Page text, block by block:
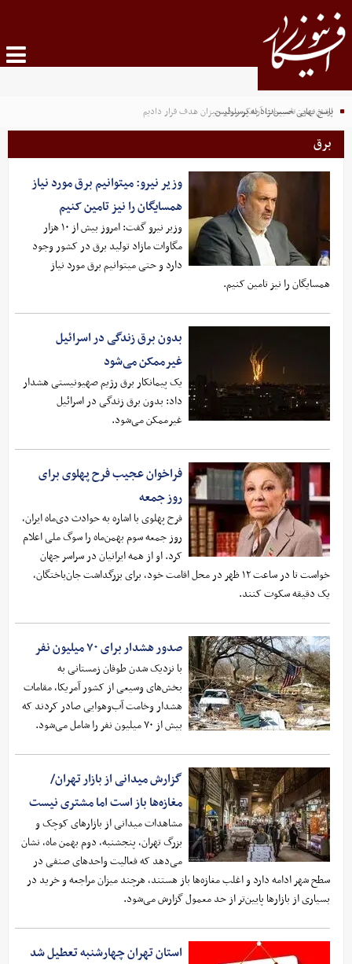
ارتش یمن: تاسیسات آرامکو را در جیزان هدف قرار دادیم
پاسخ نهایی حسین‌نژاد به پرسپولیس
برق
وزیر نیرو: میتوانیم برق مورد نیاز
همسایگان را نیز تامین کنیم
وزیر نیرو گفت: امروز بیش از ۱۰ هزار
مگاوات مازاد تولید برق در کشور وجود
دارد و حتی میتوانیم برق مورد نیاز
همسایگان را نیز تامین کنیم.
بدون برق زندگی در اسرائیل
غیرممکن می‌شود
یک پیمانکار برق رژیم صهیونیستی هشدار
داد: بدون برق زندگی در اسرائیل
غیرممکن می‌شود.
فراخوان عجیب فرح پهلوی برای
روز جمعه
فرح پهلوی با اشاره به حوادث دی‌ماه ایران،
روز جمعه سوم بهمن‌ماه را سوگ ملی اعلام
کرد. او از همه ایرانیان در سراسر جهان
خواست تا در ساعت ۱۲ ظهر در محل اقامت خود، برای بزرگداشت جان‌باختگان،
یک دقیقه سکوت کنند.
صدور هشدار برای ۷۰ میلیون نفر
با نزدیک شدن طوفان زمستانی به
بخش‌های وسیعی از کشور آمریکا، مقامات
هشدار وخامت آب‌وهوایی صادر کردند که
بیش از ۷۰ میلیون نفر را شامل می‌شود.
گزارش میدانی از بازار تهران/
مغازه‌ها باز است اما مشتری نیست
مشاهدات میدانی از بازارهای کوچک و
بزرگ تهران، پنجشنبه، دوم بهمن ماه، نشان
می‌دهد که فعالیت واحدهای صنفی در
سطح شهر ادامه دارد و اغلب مغازه‌ها باز هستند، هرچند میزان مراجعه و خرید در
بسیاری از بازارها پایین‌تر از حد معمول گزارش می‌شود.
استان تهران چهارشنبه تعطیل شد